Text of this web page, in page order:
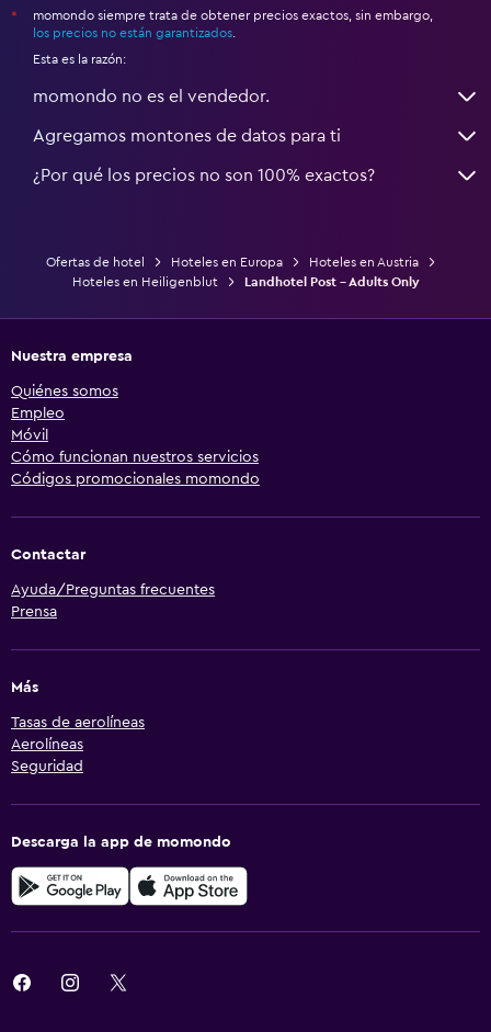
*
momondo siempre trata de obtener precios exactos, sin embargo,
los precios no están garantizados
Esta es la razón:
momondo no es el vendedor.
Agregamos montones de datos para ti
¿Por qué los precios no son 100% exactos?
Ofertas de hotel Hoteles en Europa
Hoteles en Austria
Hoteles en Heiligenblut
Landhotel Post - Adults Only
Nuestra empresa
Quiénes somos
Empleo
Móvil
Cómo funcionan nuestros servicios
Códigos promocionales momondo
Contactar
Ayuda/Preguntas frecuentes
Prensa
Más
Tasas de aerolíneas
Aerolíneas
Seguridad
Descarga la app de momondo